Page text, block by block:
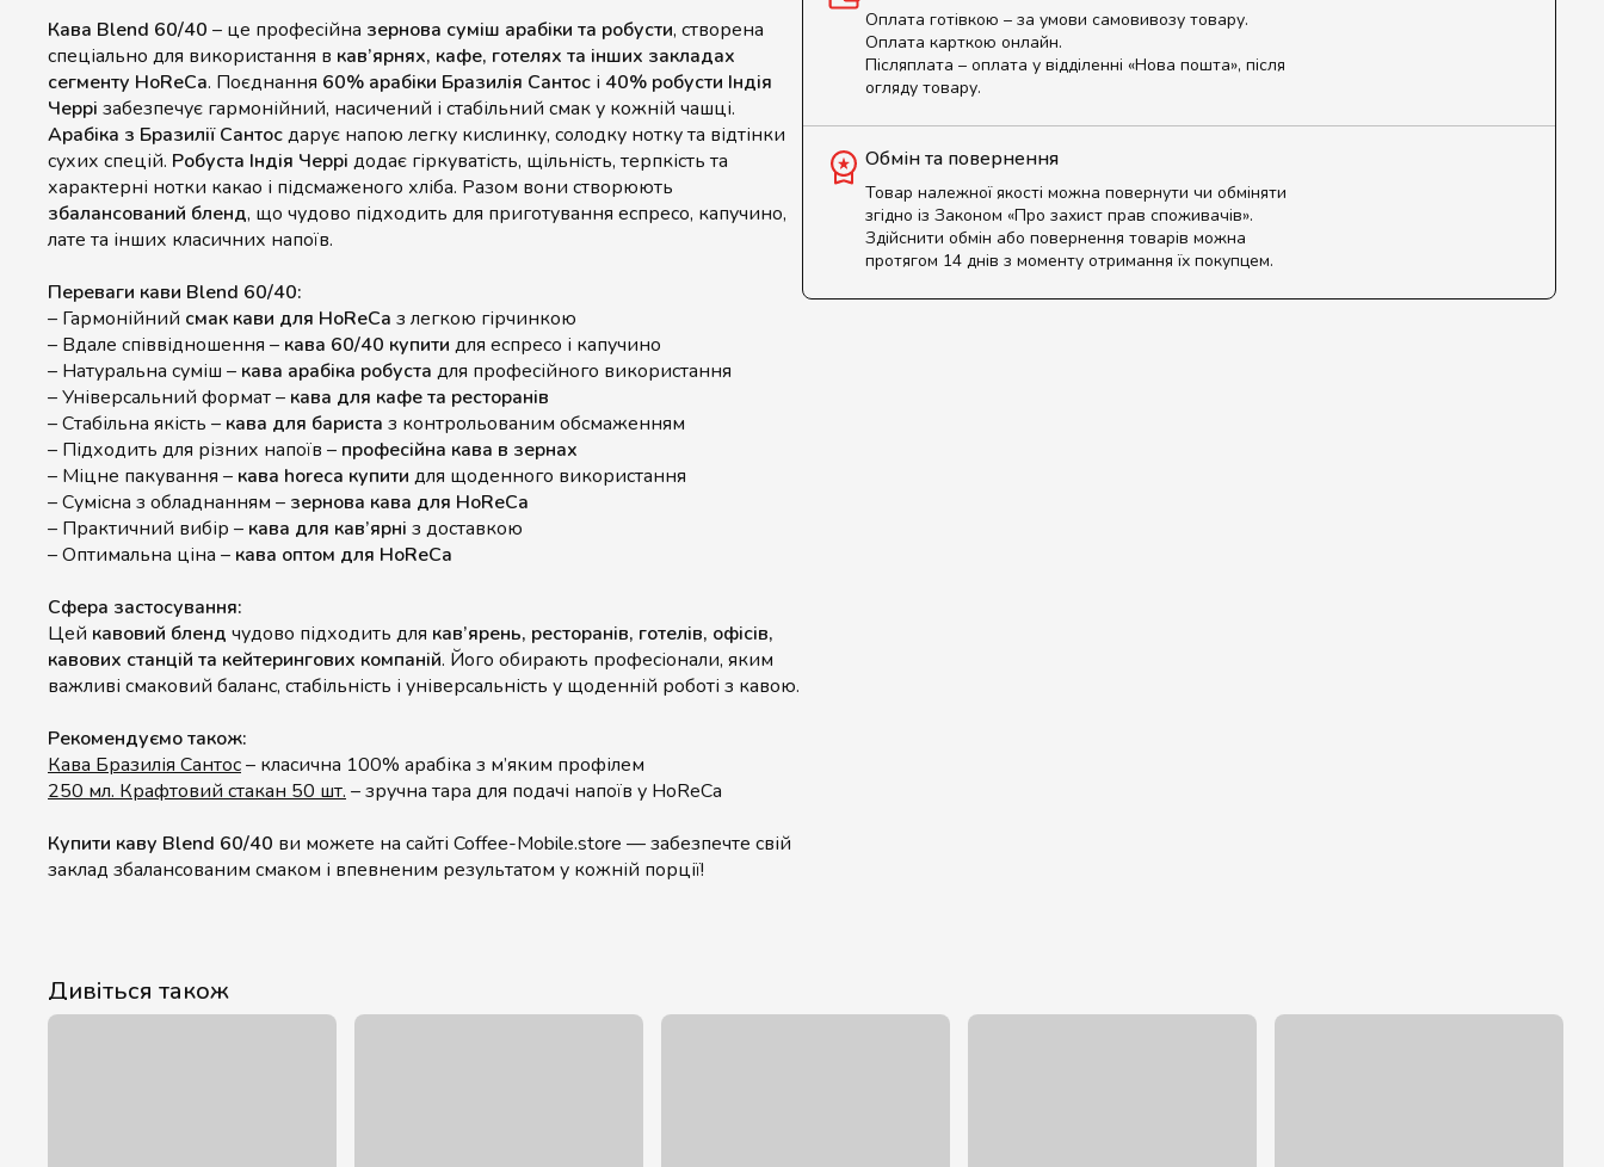
Кава Blend 60/40 – це професійна зернова суміш арабіки та робусти, створена
спеціально для використання в кав’ярнях, кафе, готелях та інших закладах
сегменту HoReCa. Поєднання 60% арабіки Бразилія Сантос і 40% робусти Індія
Черрі забезпечує гармонійний, насичений і стабільний смак у кожній чашці.
Арабіка з Бразилії Сантосдарує напою легку кислинку, солодку нотку та відтінки
сухих спецій. Робуста Індія Черрі додає гіркуватість, щільність, терпкість та
характерні нотки какао і підсмаженого хліба. Разом вони створюють
збалансований бленд, що чудово підходить для приготування еспресо, капучино,
лате та інших класичних напоїв.
Переваги кави Blend 60/40:
– Гармонійний смак кави для HoReCa з легкою гірчинкою
– Вдале співвідношення – кава 60/40 купити для еспресо і капучино
– Натуральна суміш – кава арабіка робуста для професійного використання
– Універсальний формат – кава для кафе та ресторанів
– Стабільна якість – кава для бариста з контрольованим обсмаженням
– Підходить для різних напоїв – професійна кава в зернах
– Міцне пакування – кава horeca купити для щоденного використання
– Сумісна з обладнанням – зернова кава для HoReCa
– Практичний вибір – кава для кав’ярні з доставкою
– Оптимальна ціна – кава оптом для HoReCa
Сфера застосування:
Цей кавовий бленд чудово підходить для кав’ярень, ресторанів, готелів, офісів,
кавових станцій та кейтерингових компаній. Його обирають професіонали, яким
важливі смаковий баланс, стабільність і універсальність у щоденній роботі з кавою.
Рекомендуємо також:
Кава Бразилія Сантос– класична 100% арабіка з м’яким профілем
250 мл. Крафтовий стакан 50 шт. – зручна тара для подачі напоїв у HoReCa
Купити каву Blend 60/40 ви можете на сайті Coffee-Mobile.store — забезпечте свій
заклад збалансованим смаком і впевненим результатом у кожній порції!
Оплата готівкою – за умови самовивозу товару.
Оплата карткою онлайн.
Післяплата – оплата у відділенні «Нова пошта», після
огляду товару.
Обмін та повернення
Товар належної якості можна повернути чи обміняти
згідно із Законом «Про захист прав споживачів».
Здійснити обмін або повернення товарів можна
протягом 14 днів з моменту отримання їх покупцем.
Дивіться також